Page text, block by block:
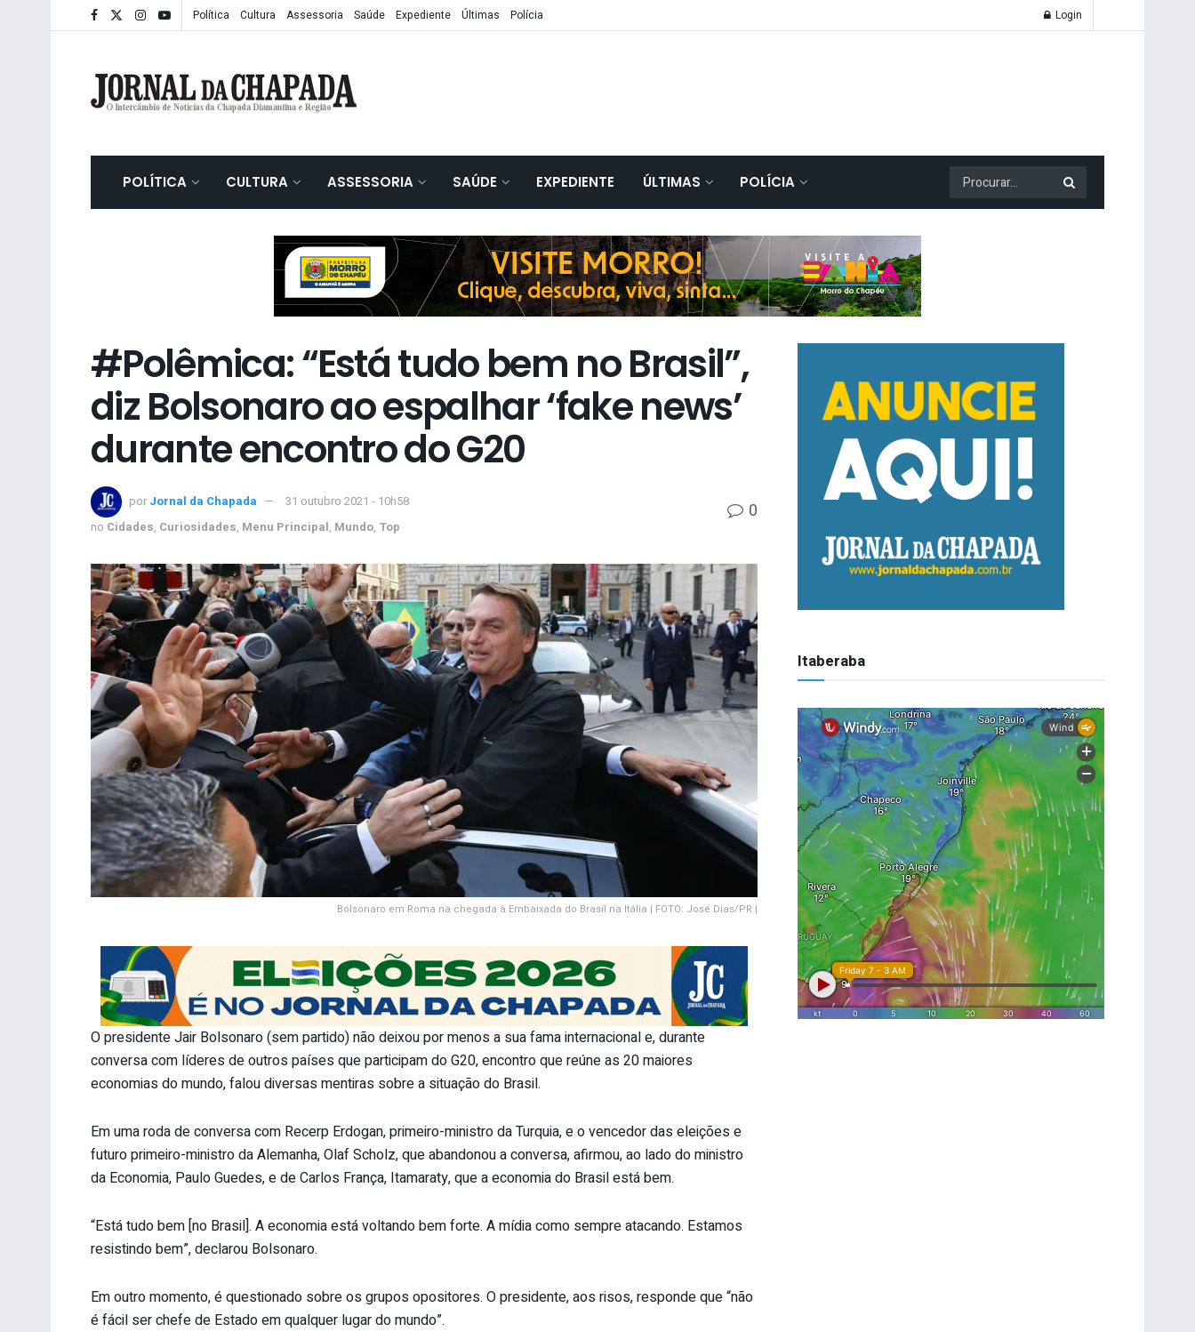
Política Cultura Assessoria Saúde Expediente Últimas Polícia Login
POLÍTICA CULTURA ASSESSORIA SAÚDE EXPEDIENTE ÚLTIMAS POLÍCIA
#Polêmica: “Está tudo bem no Brasil”,
diz Bolsonaro ao espalhar ‘fake news’
durante encontro do G20
por Jornal da Chapada
31 outubro 2021 - 10h58
no Cidades, Curiosidades, Menu Principal, Mundo, Top
0
Bolsonaro em Roma na chegada à Embaixada do Brasil na Itália | FOTO: José Dias/PR |
O presidente Jair Bolsonaro (sem partido) não deixou por menos a sua fama internacional e, durante
conversa com líderes de outros países que participam do G20, encontro que reúne as 20 maiores
economias do mundo, falou diversas mentiras sobre a situação do Brasil.
Em uma roda de conversa com Recerp Erdogan, primeiro-ministro da Turquia, e o vencedor das eleições e
futuro primeiro-ministro da Alemanha, Olaf Scholz, que abandonou a conversa, afirmou, ao lado do ministro
da Economia, Paulo Guedes, e de Carlos França, Itamaraty, que a economia do Brasil está bem.
“Está tudo bem [no Brasil]. A economia está voltando bem forte. A mídia como sempre atacando. Estamos
resistindo bem”, declarou Bolsonaro.
Em outro momento, é questionado sobre os grupos opositores. O presidente, aos risos, responde que “não
é fácil ser chefe de Estado em qualquer lugar do mundo”.
Itaberaba